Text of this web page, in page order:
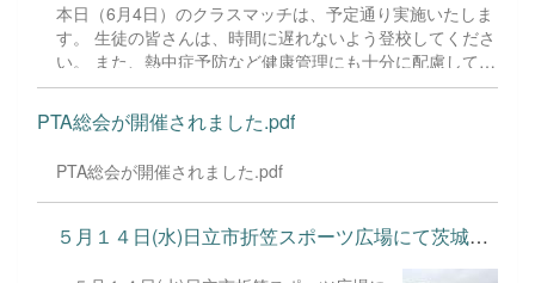
して、南寮と食堂・ 炊事場・浴場等が明治
36年１月に、中寮が同年９月に、北寮が翌
年10月に、今の水戸市緑町に竣工しまし
た。 そして、南棟の竣工後の明治36年２月
14日に開寮しました。 戦時中、戦後の混乱
り、それぞれの地域の農業自営者としての決
年に南寮が解体され、学思寮は消滅すること
本日（6月4日）のクラスマッチは、予定通り実施いたしま
す。 生徒の皆さんは、時間に遅れないよう登校してくださ
い。 また、熱中症予防など健康管理にも十分に配慮してく
ださい。
PTA総会が開催されました.pdf
PTA総会が開催されました.pdf
５月１４日(水)日立市折笠スポーツ広場にて茨城キリストと戦っ...